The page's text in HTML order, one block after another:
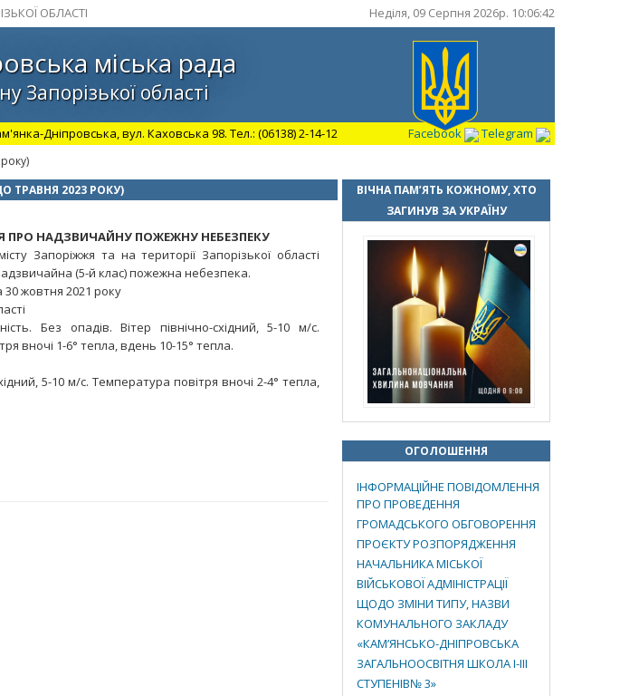
ОБЛАСТІ Неділя, 09 Серпня 2026р. 10:06:43
міська рада
Запорізької області
Дніпровська, вул. Каховська 98. Тел.: (06138) 2-14-12 Facebook
Telegram
ТРАВНЯ 2023 РОКУ)
ПРО НАДЗВИЧАЙНУ ПОЖЕЖНУ НЕБЕЗПЕКУ
Запоріжжя та на території Запорізької області
(5-й клас) пожежна небезпека.
жовтня 2021 року
Без опадів. Вітер північно-східний, 5-10 м/с.
вночі 1-6° тепла, вдень 10-15° тепла.
5-10 м/с. Температура повітря вночі 2-4° тепла,
ВІЧНА ПАМ’ЯТЬ КОЖНОМУ, ХТО
ЗАГИНУВ ЗА УКРАЇНУ
ОГОЛОШЕННЯ
ІНФОРМАЦІЙНЕ ПОВІДОМЛЕННЯ
ПРО ПРОВЕДЕННЯ
ГРОМАДСЬКОГО ОБГОВОРЕННЯ
ПРОЄКТУ РОЗПОРЯДЖЕННЯ
НАЧАЛЬНИКА МІСЬКОЇ
ВІЙСЬКОВОЇ АДМІНІСТРАЦІЇ
ЩОДО ЗМІНИ ТИПУ, НАЗВИ
КОМУНАЛЬНОГО ЗАКЛАДУ
«КАМ’ЯНСЬКО-ДНІПРОВСЬКА
ЗАГАЛЬНООСВІТНЯ ШКОЛА І-ІІІ
СТУПЕНІВ№ 3»